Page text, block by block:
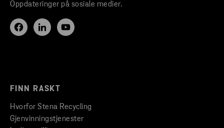
Oppdateringer på sosiale medier.
FINN RASKT
Hvorfor Stena Recycling
Gjenvinningstjenester